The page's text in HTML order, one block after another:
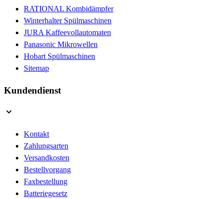
RATIONAL Kombidämpfer
Winterhalter Spülmaschinen
JURA Kaffeevollautomaten
Panasonic Mikrowellen
Hobart Spülmaschinen
Sitemap
Kundendienst
Kontakt
Zahlungsarten
Versandkosten
Bestellvorgang
Faxbestellung
Batteriegesetz